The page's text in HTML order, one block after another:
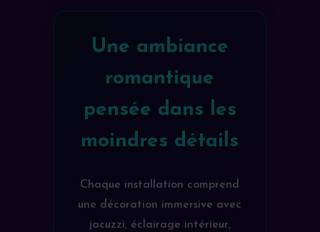
Une ambiance
romantique
pensée dans les
moindres détails
Chaque installation comprend
une décoration immersive avec
jacuzzi, éclairage intérieur,